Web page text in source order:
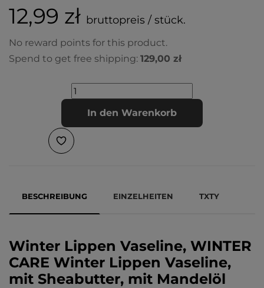
12,99 zł bruttopreis / stück.
No reward points for this product.
Spend to get free shipping: 129,00 zł
In den Warenkorb
BESCHREIBUNG EINZELHEITEN TXTY
Winter Lippen Vaseline, WINTER
CARE Winter Lippen Vaseline,
mit Sheabutter, mit Mandelöl